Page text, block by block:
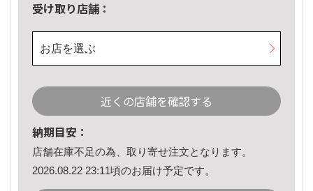
受け取り店舗：
お店を選ぶ
近くの店舗を確認する
納期目安：
店舗在庫不足の為、取り寄せ注文となります。
2026.08.22 23:11頃のお届け予定です。